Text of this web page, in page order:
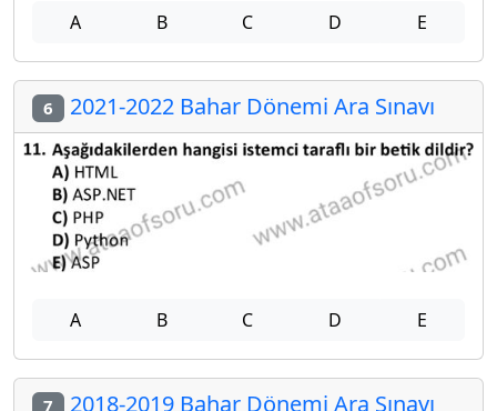
A B C D E
6 2021-2022 Bahar Dönemi Ara Sınavı
A B C D E
7 2018-2019 Bahar Dönemi Ara Sınavı